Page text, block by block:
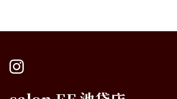
instagram